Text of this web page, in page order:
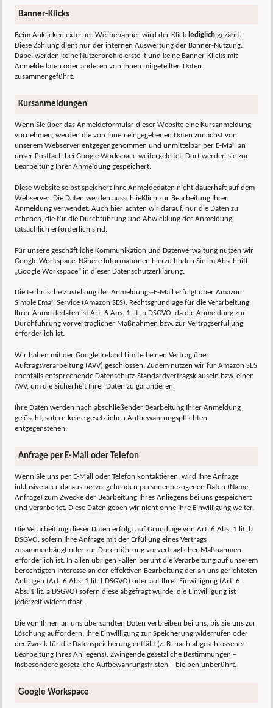
Banner-Klicks
Beim Anklicken externer Werbebanner wird der Klick lediglichgezählt.
Diese Zählung dient nur der internen Auswertung der Banner-Nutzung.
Dabei werden keine Nutzerprofile erstellt und keine Banner-Klicks mit
Anmeldedaten oder anderen von Ihnen mitgeteilten Daten
zusammengeführt.
Kursanmeldungen
Wenn Sie über das Anmeldeformular dieser Website eine Kursanmeldung
vornehmen, werden die von Ihnen eingegebenen Daten zunächst von
unserem Webserver entgegengenommen und unmittelbar per E-Mail an
unser Postfach bei Google Workspace weitergeleitet. Dort werden sie zur
Bearbeitung Ihrer Anmeldung gespeichert.
Diese Website selbst speichert Ihre Anmeldedaten nicht dauerhaft auf dem
Webserver. Die Daten werden ausschließlich zur Bearbeitung Ihrer
Anmeldung verwendet. Auch hier achten wir darauf, nur die Daten zu
erheben, die für die Durchführung und Abwicklung der Anmeldung
tatsächlich erforderlich sind.
Für unsere geschäftliche Kommunikation und Datenverwaltung nutzen wir
Google Workspace. Nähere Informationen hierzu finden Sie im Abschnitt
„Google Workspace“ in dieser Datenschutzerklärung.
Die technische Zustellung der Anmeldungs-E-Mail erfolgt über Amazon
Simple Email Service (Amazon SES). Rechtsgrundlage für die Verarbeitung
Ihrer Anmeldedaten ist Art. 6 Abs. 1 lit. b DSGVO, da die Anmeldung zur
Durchführung vorvertraglicher Maßnahmen bzw. zur Vertragserfüllung
erforderlich ist.
Wir haben mit der Google Ireland Limited einen Vertrag über
Auftragsverarbeitung (AVV) geschlossen. Zudem nutzen wir für Amazon SES
ebenfalls entsprechende Datenschutz-Standardvertragsklauseln bzw. einen
AVV, um die Sicherheit Ihrer Daten zu garantieren.
Ihre Daten werden nach abschließender Bearbeitung Ihrer Anmeldung
gelöscht, sofern keine gesetzlichen Aufbewahrungspflichten
entgegenstehen.
Anfrage per E-Mail oder Telefon
Wenn Sie uns per E-Mail oder Telefon kontaktieren, wird Ihre Anfrage
inklusive aller daraus hervorgehenden personenbezogenen Daten (Name,
Anfrage) zum Zwecke der Bearbeitung Ihres Anliegens bei uns gespeichert
und verarbeitet. Diese Daten geben wir nicht ohne Ihre Einwilligung weiter.
Die Verarbeitung dieser Daten erfolgt auf Grundlage von Art. 6 Abs. 1 lit. b
DSGVO, sofern Ihre Anfrage mit der Erfüllung eines Vertrags
zusammenhängt oder zur Durchführung vorvertraglicher Maßnahmen
erforderlich ist. In allen übrigen Fällen beruht die Verarbeitung auf unserem
berechtigten Interesse an der effektiven Bearbeitung der an uns gerichteten
Anfragen (Art. 6 Abs. 1 lit. f DSGVO) oder auf Ihrer Einwilligung (Art. 6
Abs. 1 lit. a DSGVO) sofern diese abgefragt wurde; die Einwilligung ist
jederzeit widerrufbar.
Die von Ihnen an uns übersandten Daten verbleiben bei uns, bis Sie uns zur
Löschung auffordern, Ihre Einwilligung zur Speicherung widerrufen oder
der Zweck für die Datenspeicherung entfällt (z. B. nach abgeschlossener
Bearbeitung Ihres Anliegens). Zwingende gesetzliche Bestimmungen –
insbesondere gesetzliche Aufbewahrungsfristen – bleiben unberührt.
Google Workspace